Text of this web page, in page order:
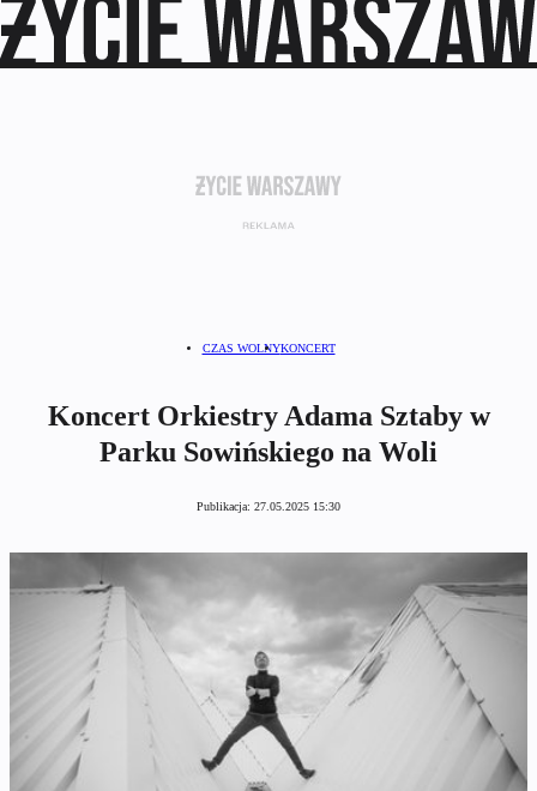
CZAS WOLNYKONCERT
Koncert Orkiestry Adama Sztaby w
Parku Sowińskiego na Woli
Publikacja: 27.05.2025 15:30